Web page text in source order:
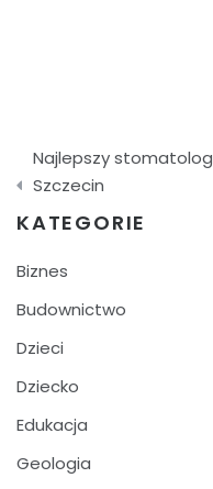
Nawigacja
wpisu
Najlepszy stomatolog
Szczecin
KATEGORIE
Biznes
Budownictwo
Dzieci
Dziecko
Edukacja
Geologia